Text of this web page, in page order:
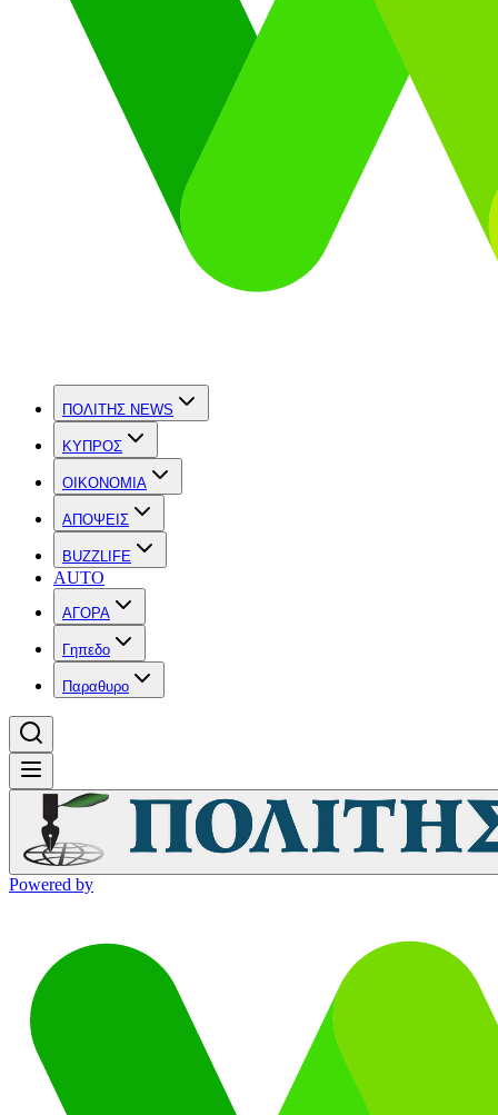
ΠΟΛΙΤΗΣ NEWS
ΚΥΠΡΟΣ
OIKONOMIA
ΑΠΟΨΕΙΣ
BUZZLIFE
AUTO
ΑΓΟΡΑ
Γηπεδο
Παραθυρο
Powered by